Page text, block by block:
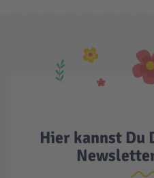
Hier kannst Du